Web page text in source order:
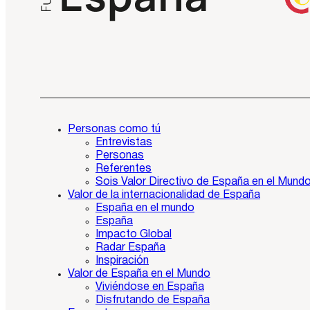
Personas como tú
Entrevistas
Personas
Referentes
Sois Valor Directivo de España en el
Valor de la internacionalidad de España
España en el mundo
España
Impacto Global
Radar España
Inspiración
Valor de España en el Mundo
Viviéndose en España
Disfrutando de España